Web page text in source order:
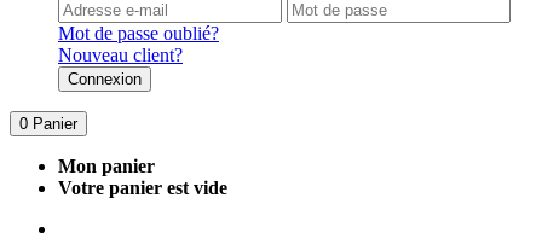
Mot de passe oublié?
Nouveau client?
Connexion
0 Panier
Mon panier
Votre panier est vide